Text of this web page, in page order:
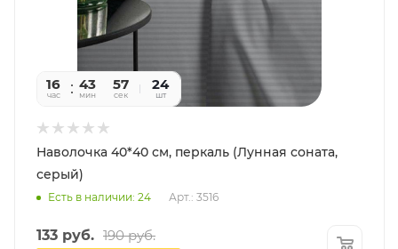
16
час
43
мин
55
сек
24
шт
Наволочка 40*40 см, перкаль (Лунная соната,
серый)
Есть в наличии: 24 Арт.: 3516
133 руб. 190руб.